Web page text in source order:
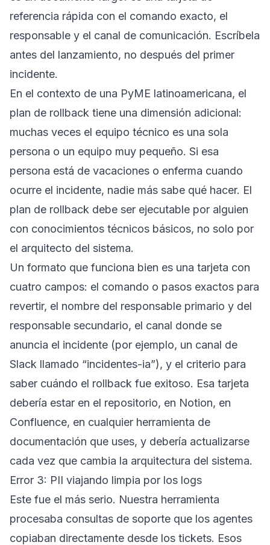
referencia rápida con el comando exacto, el
responsable y el canal de comunicación. Escríbela
antes del lanzamiento, no después del primer
incidente.
En el contexto de una PyME latinoamericana, el
plan de rollback tiene una dimensión adicional:
muchas veces el equipo técnico es una sola
persona o un equipo muy pequeño. Si esa
persona está de vacaciones o enferma cuando
ocurre el incidente, nadie más sabe qué hacer. El
plan de rollback debe ser ejecutable por alguien
con conocimientos técnicos básicos, no solo por
el arquitecto del sistema.
Un formato que funciona bien es una tarjeta con
cuatro campos: el comando o pasos exactos para
revertir, el nombre del responsable primario y del
responsable secundario, el canal donde se
anuncia el incidente (por ejemplo, un canal de
Slack llamado “incidentes-ia”), y el criterio para
saber cuándo el rollback fue exitoso. Esa tarjeta
debería estar en el repositorio, en Notion, en
Confluence, en cualquier herramienta de
documentación que uses, y debería actualizarse
cada vez que cambia la arquitectura del sistema.
Error 3: PII viajando limpia por los logs
Este fue el más serio. Nuestra herramienta
procesaba consultas de soporte que los agentes
copiaban directamente desde los tickets. Esos